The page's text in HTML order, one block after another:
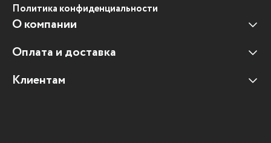
Политика конфиденциальности
О компании
Наши клиенты
Отзывы клиентов
Оплата и доставка
Оплата и доставка
Клиентам